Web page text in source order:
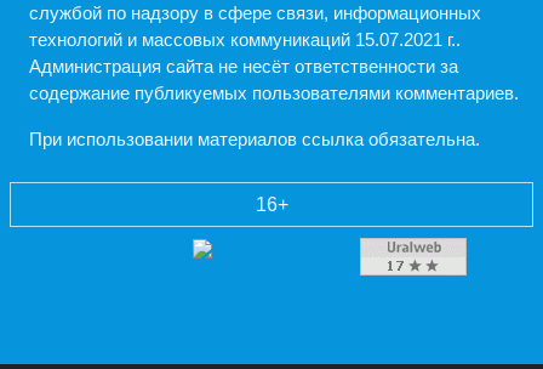
службой по надзору в сфере связи, информационных
технологий и массовых коммуникаций 15.07.2021 г..
Администрация cайта не несёт ответственности за
содержание публикуемых пользователями комментариев.
При использовании материалов ссылка обязательна.
16+